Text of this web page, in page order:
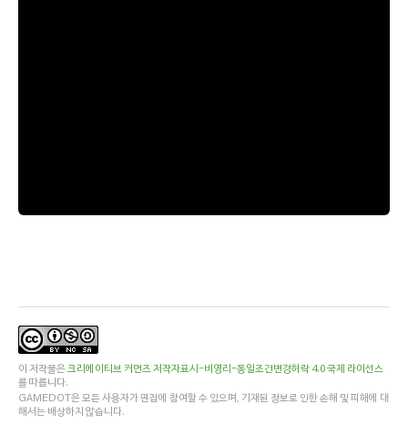
이 저작물은크리에이티브 커먼즈 저작자표시-비영리-동일조건변경허락 4.0 국제 라이선스
를 따릅니다.
GAMEDOT은 모든 사용자가 편집에 참여할 수 있으며, 기재된 정보로 인한 손해 및 피해에 대
해서는 배상하지 않습니다.